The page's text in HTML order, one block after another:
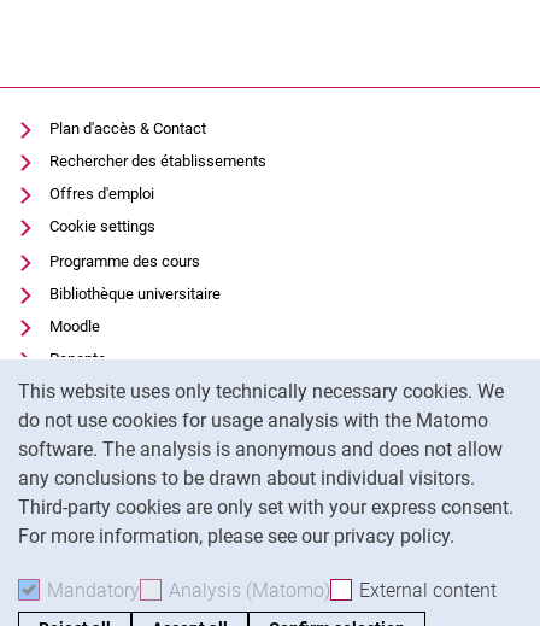
This website uses only technically necessary cookies. We
do not use cookies for usage analysis with the Matomo
software. The analysis is anonymous and does not allow
any conclusions to be drawn about individual visitors.
Third-party cookies are only set with your express consent.
For more information, please see our privacy policy.
Mandatory Accept mandatory cookies
Analysis (Matomo) Accept analysis cookies
External content
Plan d'accès & Contact
Rechercher des établissements
Offres d'emploi
Cookie settings
Programme des cours
Bibliothèque universitaire
Moodle
Panopto
Protection des données
Accessibilité
Utilisation transparente de l'IA
Mentions légales